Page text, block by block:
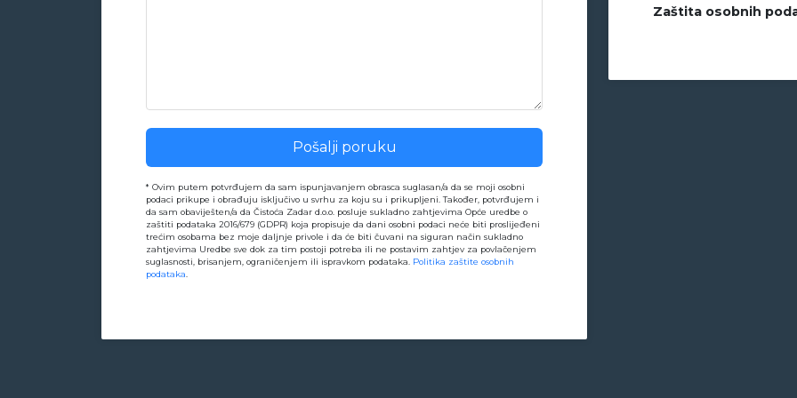
* Ovim putem potvrđujem da sam ispunjavanjem obrasca suglasan/a da se moji osobni
podaci prikupe i obrađuju isključivo u svrhu za koju su i prikupljeni. Također, potvrđujem i
da sam obaviješten/a da Čistoća Zadar d.o.o. posluje sukladno zahtjevima Opće uredbe o
zaštiti podataka 2016/679 (GDPR) koja propisuje da dani osobni podaci neće biti proslijeđeni
trećim osobama bez moje daljnje privole i da će biti čuvani na siguran način sukladno
zahtjevima Uredbe sve dok za tim postoji potreba ili ne postavim zahtjev za povlačenjem
suglasnosti, brisanjem, ograničenjem ili ispravkom podataka. Politika zaštite osobnih
podataka
Zaštita osobnih